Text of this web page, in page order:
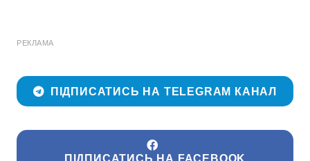
РЕКЛАМА
ПІДПИСАТИСЬ НА TELEGRAM КАНАЛ
ПІДПИСАТИСЬ НА FACEBOOK